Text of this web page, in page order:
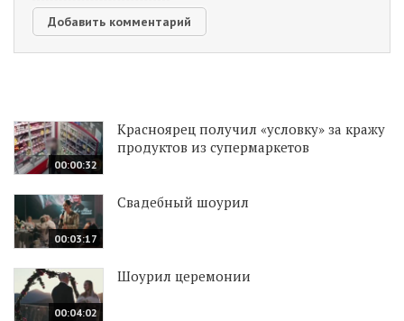
00:00:32
Красноярец получил «условку» за кражу
продуктов из супермаркетов
00:03:17
Свадебный шоурил
00:04:02
Шоурил церемонии